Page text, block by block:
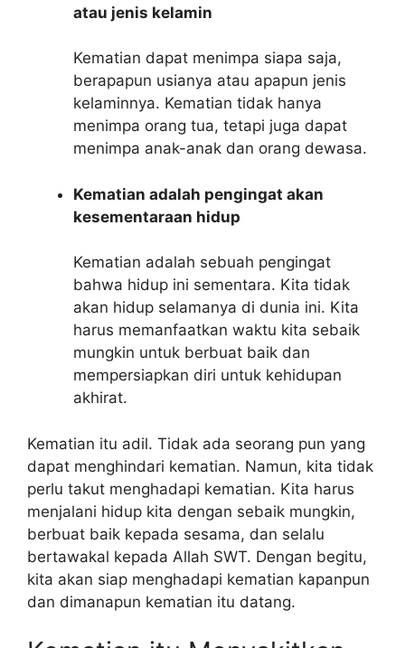
atau jenis kelamin
Kematian dapat menimpa siapa saja,
berapapun usianya atau apapun jenis
kelaminnya. Kematian tidak hanya
menimpa orang tua, tetapi juga dapat
menimpa anak-anak dan orang dewasa.
Kematian adalah pengingat akan
kesementaraan hidup
Kematian adalah sebuah pengingat
bahwa hidup ini sementara. Kita tidak
akan hidup selamanya di dunia ini. Kita
harus memanfaatkan waktu kita sebaik
mungkin untuk berbuat baik dan
mempersiapkan diri untuk kehidupan
akhirat.
Kematian itu adil. Tidak ada seorang pun yang
dapat menghindari kematian. Namun, kita tidak
perlu takut menghadapi kematian. Kita harus
menjalani hidup kita dengan sebaik mungkin,
berbuat baik kepada sesama, dan selalu
bertawakal kepada Allah SWT. Dengan begitu,
kita akan siap menghadapi kematian kapanpun
dan dimanapun kematian itu datang.